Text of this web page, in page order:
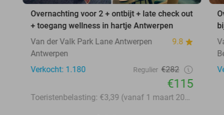
Overnachting voor 2 + ontbijt + late check out
+ toegang wellness in hartje Antwerpen
Van der Valk Park Lane Antwerpen
9.8
Antwerpen
Verkocht: 1.180
Regulier €282
€115
Toeristenbelasting: €3,39 (vanaf 1 maart 2026: €3,58)